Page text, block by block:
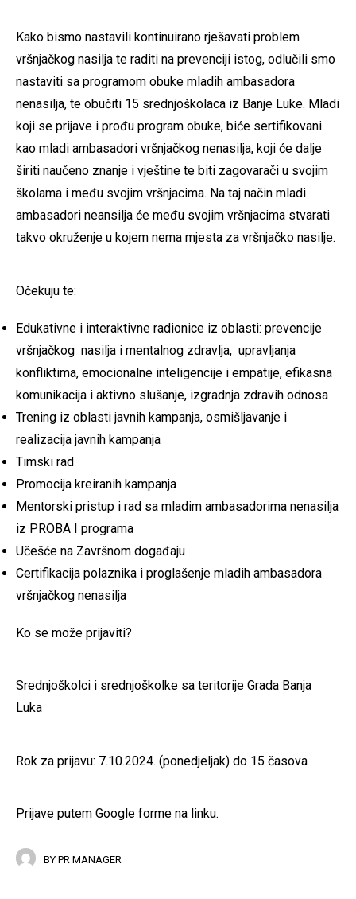
Kako bismo nastavili kontinuirano rješavati problem
vršnjačkog nasilja te raditi na prevenciji istog, odlučili smo
nastaviti sa programom obuke mladih ambasadora
nenasilja, te obučiti 15 srednjoškolaca iz Banje Luke. Mladi
koji se prijave i prođu program obuke, biće sertifikovani
kao mladi ambasadori vršnjačkog nenasilja, koji će dalje
širiti naučeno znanje i vještine te biti zagovarači u svojim
školama i među svojim vršnjacima. Na taj način mladi
ambasadori neansilja će među svojim vršnjacima stvarati
takvo okruženje u kojem nema mjesta za vršnjačko nasilje.
Očekuju te:
Edukativne i interaktivne radionice iz oblasti: prevencije
vršnjačkog nasilja i mentalnog zdravlja, upravljanja
konfliktima, emocionalne inteligencije i empatije, efikasna
komunikacija i aktivno slušanje, izgradnja zdravih odnosa
Trening iz oblasti javnih kampanja, osmišljavanje i
realizacija javnih kampanja
Timski rad
Promocija kreiranih kampanja
Mentorski pristup i rad sa mladim ambasadorima nenasilja
iz PROBA I programa
Učešće na Završnom događaju
Certifikacija polaznika i proglašenje mladih ambasadora
vršnjačkog nenasilja
Ko se može prijaviti?
Srednjoškolci i srednjoškolke sa teritorije Grada Banja
Luka
Rok za prijavu: 7.10.2024. (ponedjeljak) do 15 časova
Prijave putem Google forme na linku.
BY PR MANAGER